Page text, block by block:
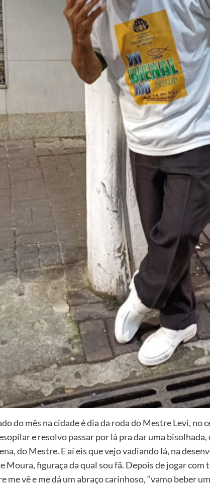
do mês na cidade é dia da roda do Mestre Levi, no
e resolvo passar por lá pra dar uma
do Mestre. E aí eis que vejo vadiando lá, na
Moura, figuraça da qual sou fã. Depois de jogar com
me vê e me dá um abraço carinhoso, “vamo beber